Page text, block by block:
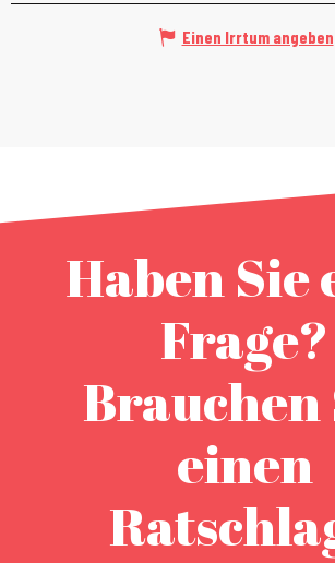
Einen Irrtum angeben
Haben Sie
Frage?
Brauchen
einen